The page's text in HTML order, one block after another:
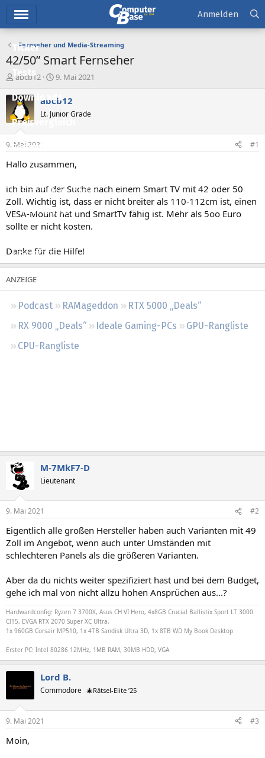
Ticker
Tests
Downloads
Preisvergleich
Forum
Aktuelles
Empfohlene Inhalte
Neue Beiträge
Neueste Aktivitäten
Leserartikel
Podcast RAMageddon
RTX 5000 „Deals“
RX 9000 „Deals“
Ideale Gaming-PCs
GPU-Rangliste
CPU-Rangliste
Anmelden
Fernseher und Media-Streaming
42/50” Smart Fernseher
E
s
t
e
l
e
r
abcb12
E
s
e
t
a
9. Mai 2021
abcb12
Lt. Junior Grade
9. Mai 2021 #1
Hallo zusammen,
ich bin auf der Suche nach einem Smart TV mit 42 oder 50
Zoll. Wichtig ist, dass er nicht breiter als 110-112cm ist, einen
VESA-Mount hat und SmartTv fähig ist. Mehr als 5oo Euro
sollte er nicht kosten.
Danke für die Hilfe!
M-7MkF7-D
Lieutenant
9. Mai 2021 #2
Eigentlich alle großen Hersteller haben auch Varianten mit 49
Zoll im Angebot, wenn auch unter Umständen mit
schlechteren Panels als die größeren Varianten.
Aber da du nichts weiter spezifiziert hast und bei dem Budget,
gehe ich mal von nicht allzu hohen Ansprüchen aus...?
Hardwardconfig: Ryzen 7 3700X, Asus CH VI Hero, 4x8GB Crucial Ballistix Sport LT 3000
Cl15, EVGA RTX 2070 Super XC Ultra,
1x 960GB Corsair MP510, 1x 4TB Sandisk Ultra 3D, 1x 8TB WD My Book Desktop
Erster PC: Intel 80286 12MHz, 1MB RAM, 30MB HDD, VGA
Lord B.
Commodore 🎄Rätsel-Elite ’25
9. Mai 2021 #3
Moin,